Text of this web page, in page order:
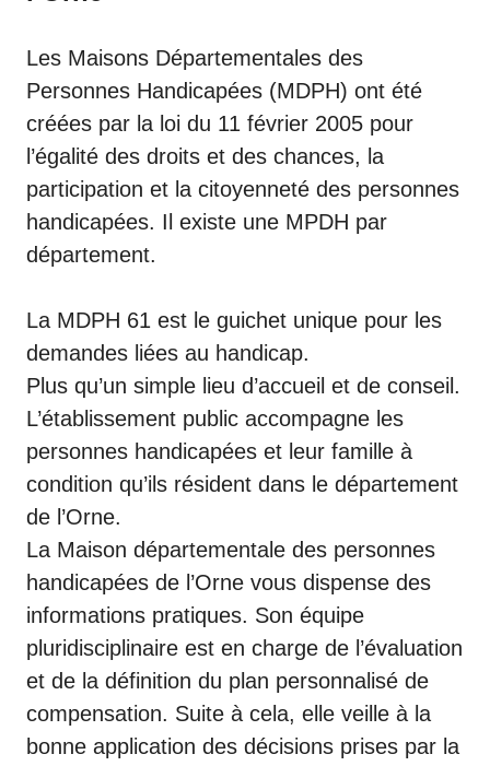
Les Maisons Départementales des
Personnes Handicapées (MDPH) ont été
créées par la loi du 11 février 2005 pour
l’égalité des droits et des chances, la
participation et la citoyenneté des personnes
handicapées. Il existe une MPDH par
département.
La MDPH 61 est le guichet unique pour les
demandes liées au handicap.
Plus qu’un simple lieu d’accueil et de conseil.
L’établissement public accompagne les
personnes handicapées et leur famille à
condition qu’ils résident dans le département
de l’Orne.
La Maison départementale des personnes
handicapées de l’Orne vous dispense des
informations pratiques. Son équipe
pluridisciplinaire est en charge de l’évaluation
et de la définition du plan personnalisé de
compensation. Suite à cela, elle veille à la
bonne application des décisions prises par la